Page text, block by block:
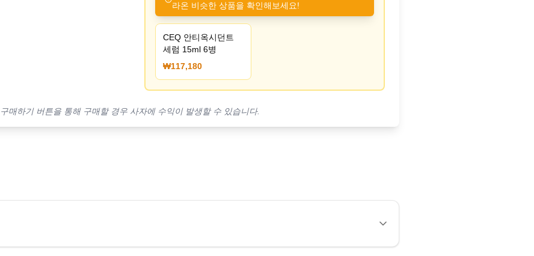
라온 비슷한 상품을 확인해보세요!
CEQ 안티옥시던트
세럼 15ml 6병
₩117,180
구매하기 버튼을 통해 구매할 경우 사자에 수익이 발생할 수 있습니다.